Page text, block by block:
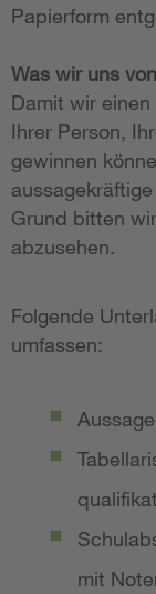
Papierform
Was wir uns
Damit wir
Ihrer Person,
gewinnen
Grund bitten
abzusehen.
Folgende
umfassen:
mit